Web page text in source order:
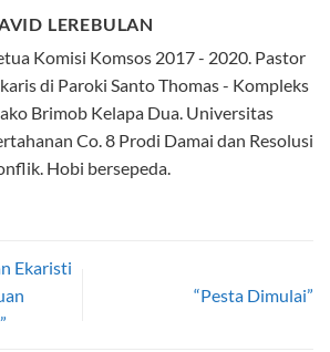
LEREBULAN
Komisi Komsos 2017 - 2020. Pastor
di Paroki Santo Thomas - Kompleks
Brimob Kelapa Dua. Universitas
Co. 8 Prodi Damai dan Resolusi
Hobi bersepeda.
Ekaristi
“Pesta Dimulai”